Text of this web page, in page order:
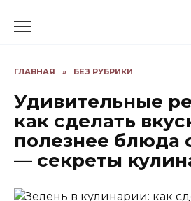
ГЛАВНАЯ » БЕЗ РУБРИКИ
Удивительные
как сделать
полезнее блюда
— секреты